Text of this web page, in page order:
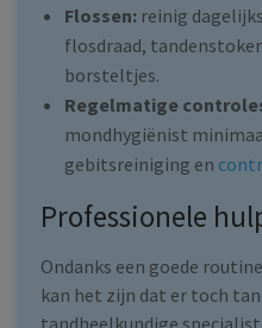
Flossen:reinig
flosdraad,
borsteltjes.
Regelmatige
mondhygiënist
gebitsreiniging en
Professionele
Ondanks een goede
kan het zijn dat er toch